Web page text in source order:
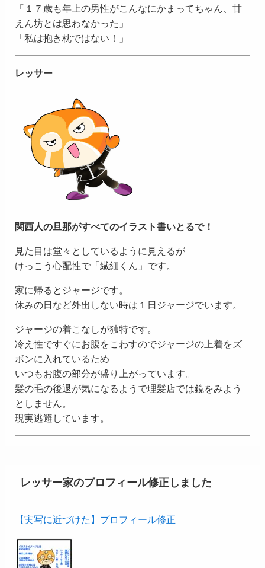
「１７歳も年上の男性がこんなにかまってちゃん、甘
えん坊とは思わなかった」
「私は抱き枕ではない！」
レッサー
関西人の旦那がすべてのイラスト書いとるで！
見た目は堂々としているように見えるが
けっこう心配性で「繊細くん」です。
家に帰るとジャージです。
休みの日など外出しない時は１日ジャージでいます。
ジャージの着こなしが独特です。
冷え性ですぐにお腹をこわすのでジャージの上着をズ
ボンに入れているため
いつもお腹の部分が盛り上がっています。
髪の毛の後退が気になるようで理髪店では鏡をみよう
としません。
現実逃避しています。
レッサー家のプロフィール修正しました
【実写に近づけた】プロフィール修正